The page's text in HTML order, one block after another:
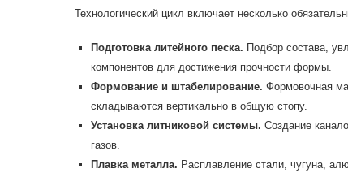
Технологический цикл включает несколько
Подготовка литейного песка. Подбор состава,
компонентов для достижения прочности формы.
Формование и штабелирование. Формовочная
складываются вертикально в общую стопу.
Установка литниковой системы. Создание
газов.
Плавка металла. Расплавление стали, чугуна,